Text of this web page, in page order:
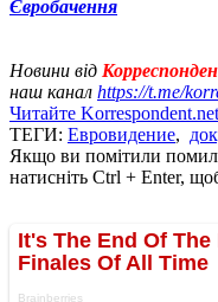
Євробачення
Новини від
наш канал https://t.me/
Читайте
ТЕГИ: Евровидение,
Якщо ви помітили
натисніть Ctrl + Enter,